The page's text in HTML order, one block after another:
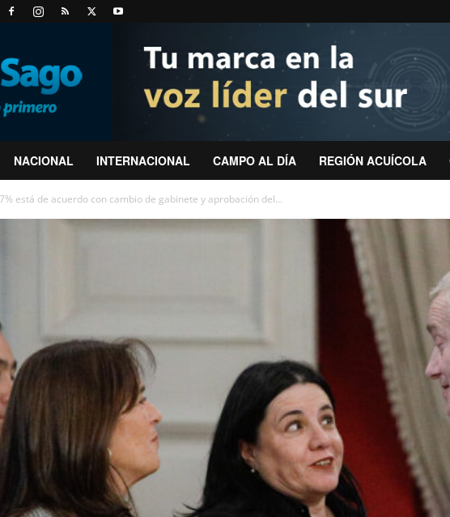
NACIONAL INTERNACIONAL CAMPO AL DÍA REGIÓN ACUÍCOLA
está de acuerdo con cambio de gabinete y aprobación del...